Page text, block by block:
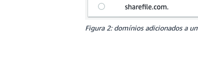
Figura 2: domínios adicionados a